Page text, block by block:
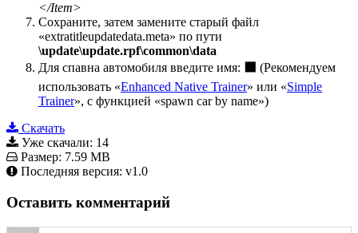
</Item>
Сохраните, затем замените старый файл
«extratitleupdatedata.meta» по пути
\update\update.rpf\common\data
Для спавна автомобиля введите имя:
(Рекомендуем
использовать «Enhanced Native Trainer» или «Simple
Trainer», с функцией «spawn car by name»)
Скачать
Уже скачали: 14
Размер: 7.59 MB
Последняя версия: v1.0
Оставить комментарий